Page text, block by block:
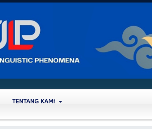
TENTANG KAMI